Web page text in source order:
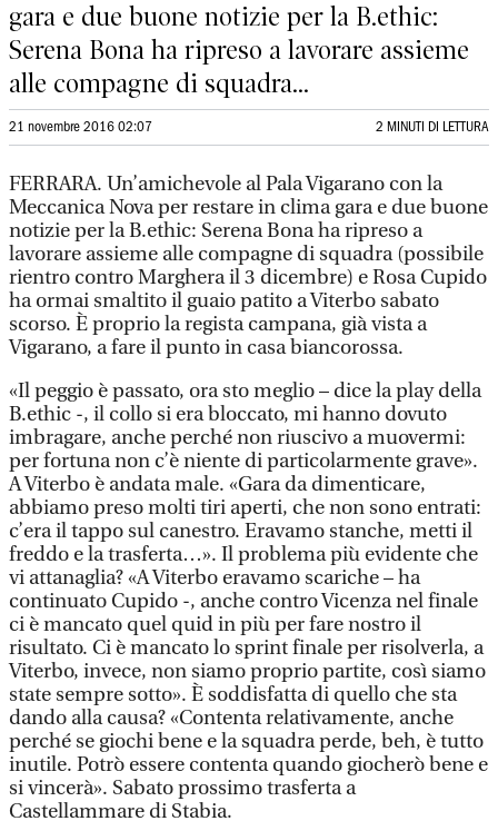
gara e due buone notizie per la B.ethic:
Serena Bona ha ripreso a lavorare assieme
alle compagne di squadra...
21 novembre 2016 02:07 2 MINUTI DI LETTURA
FERRARA. Un’amichevole al Pala Vigarano con la
Meccanica Nova per restare in clima gara e due buone
notizie per la B.ethic: Serena Bona ha ripreso a
lavorare assieme alle compagne di squadra (possibile
rientro contro Marghera il 3 dicembre) e Rosa Cupido
ha ormai smaltito il guaio patito a Viterbo sabato
scorso. È proprio la regista campana, già vista a
Vigarano, a fare il punto in casa biancorossa.
«Il peggio è passato, ora sto meglio – dice la play della
B.ethic -, il collo si era bloccato, mi hanno dovuto
imbragare, anche perché non riuscivo a muovermi:
per fortuna non c’è niente di particolarmente grave».
A Viterbo è andata male. «Gara da dimenticare,
abbiamo preso molti tiri aperti, che non sono entrati:
c’era il tappo sul canestro. Eravamo stanche, metti il
freddo e la trasferta…». Il problema più evidente che
vi attanaglia? «A Viterbo eravamo scariche – ha
continuato Cupido -, anche contro Vicenza nel finale
ci è mancato quel quid in più per fare nostro il
risultato. Ci è mancato lo sprint finale per risolverla, a
Viterbo, invece, non siamo proprio partite, così siamo
state sempre sotto». È soddisfatta di quello che sta
dando alla causa? «Contenta relativamente, anche
perché se giochi bene e la squadra perde, beh, è tutto
inutile. Potrò essere contenta quando giocherò bene e
si vincerà». Sabato prossimo trasferta a
Castellammare di Stabia.